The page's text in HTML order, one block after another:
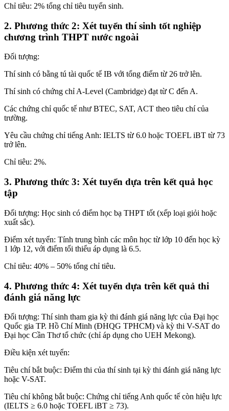
Chỉ tiêu: 2% tổng chỉ tiêu tuyển sinh.
2. Phương thức 2: Xét tuyển thí sinh tốt nghiệp
chương trình THPT nước ngoài
Đối tượng:
Thí sinh có bằng tú tài quốc tế IB với tổng điểm từ 26 trở lên.
Thí sinh có chứng chỉ A-Level (Cambridge) đạt từ C đến A.
Các chứng chỉ quốc tế như BTEC, SAT, ACT theo tiêu chí của
trường.
Yêu cầu chứng chỉ tiếng Anh: IELTS từ 6.0 hoặc TOEFL iBT từ 73
trở lên.
Chỉ tiêu: 2%.
3. Phương thức 3: Xét tuyển dựa trên kết quả học
tập
Đối tượng: Học sinh có điểm học bạ THPT tốt (xếp loại giỏi hoặc
xuất sắc).
Điểm xét tuyển: Tính trung bình các môn học từ lớp 10 đến học kỳ
1 lớp 12, với điểm tối thiểu áp dụng là 6.5.
Chỉ tiêu: 40% – 50% tổng chỉ tiêu.
4. Phương thức 4: Xét tuyển dựa trên kết quả thi
đánh giá năng lực
Đối tượng: Thí sinh tham gia kỳ thi đánh giá năng lực của Đại học
Quốc gia TP. Hồ Chí Minh (ĐHQG TPHCM) và kỳ thi V-SAT do
Đại học Cần Thơ tổ chức (chỉ áp dụng cho UEH Mekong).
Điều kiện xét tuyển:
Tiêu chí bắt buộc: Điểm thi của thí sinh tại kỳ thi đánh giá năng lực
hoặc V-SAT.
Tiêu chí không bắt buộc: Chứng chỉ tiếng Anh quốc tế còn hiệu lực
(IELTS ≥ 6.0 hoặc TOEFL iBT ≥ 73).